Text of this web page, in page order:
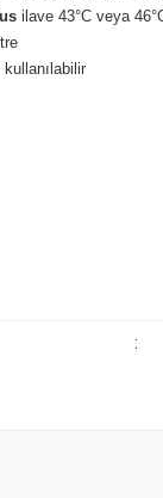
ilave 43°C veya
kullanılabilir
: